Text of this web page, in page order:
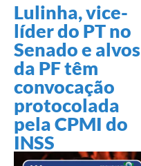
Lulinha, vice-
líder do PT no
Senado e alvos
da PF têm
convocação
protocolada
pela CPMI do
INSS